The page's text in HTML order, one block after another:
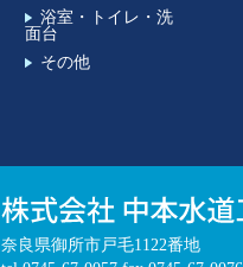
浴室・トイレ・洗
面台
その他
奈良県御所市戸毛1122番地